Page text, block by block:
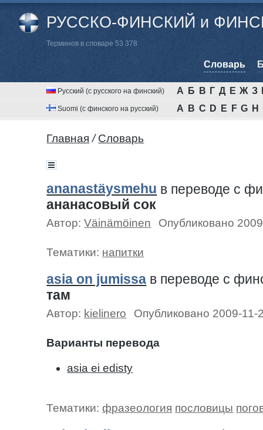
РУССКО-ФИНСКИЙ и
Терминов в словаре 53 378
Cловарь
Русский (с русского на финский) А Б В Г Д Е Ж З
Suomi (с финского на русский) A B C D E F G H
Главная / Cловарь
ananastäysmehu в переводе c
ананасовый сок
Автор:Väinämöinen Опубликовано
Тематики: напитки
asia on jumissa в переводе c
там
Автор: kielinero Опубликовано 2009-11-
Варианты перевода
asia ei edisty
Тематики:фразеология пословицы